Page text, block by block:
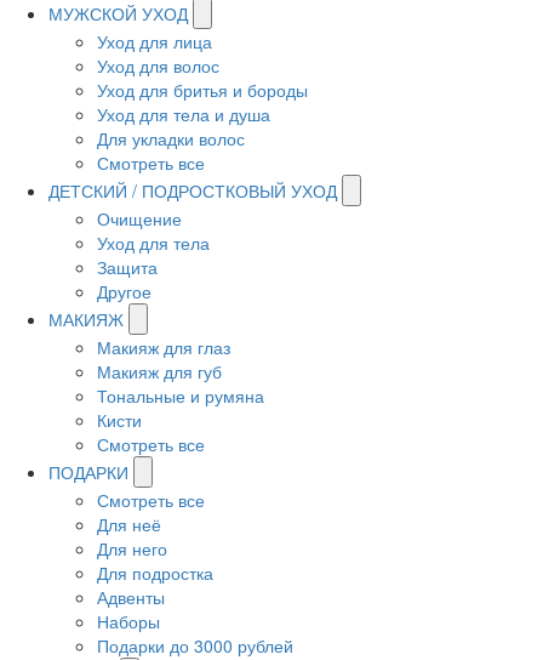
МУЖСКОЙ УХОД
Уход для лица
Уход для волос
Уход для бритья и бороды
Уход для тела и душа
Для укладки волос
Смотреть все
ДЕТСКИЙ / ПОДРОСТКОВЫЙ УХОД
Очищение
Уход для тела
Защита
Другое
МАКИЯЖ
Макияж для глаз
Макияж для губ
Тональные и румяна
Кисти
Смотреть все
ПОДАРКИ
Смотреть все
Для неё
Для него
Для подростка
Адвенты
Наборы
Подарки до 3000 рублей